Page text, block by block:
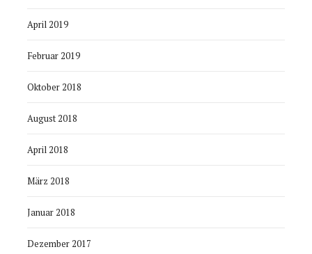
April 2019
Februar 2019
Oktober 2018
August 2018
April 2018
März 2018
Januar 2018
Dezember 2017